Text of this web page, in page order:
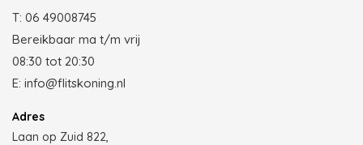
T: 06 49008745
Bereikbaar ma t/m vrij
08:30 tot 20:30
E: info@flitskoning.nl
Adres
Laan op Zuid 822,